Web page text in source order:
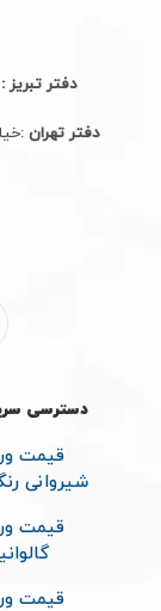
دفتر تبریز :
دفتر تهران
دسترسی
قیمت
شیروانی
قیمت
قیمت